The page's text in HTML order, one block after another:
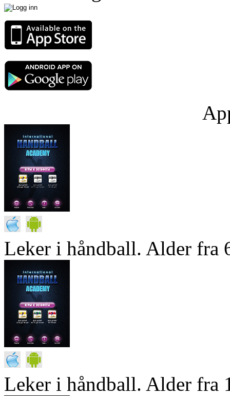
Leker i håndball. Alder fra
Leker i håndball. Alder fra